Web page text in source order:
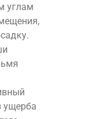
углам
ущерба